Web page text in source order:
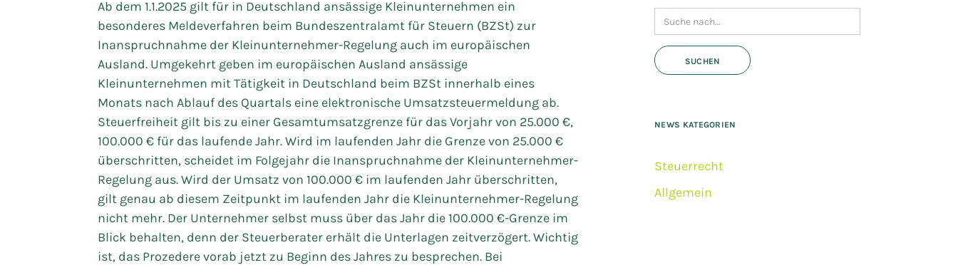
Ab dem 1.1.2025 gilt für in Deutschland ansässige Kleinunternehmen ein
besonderes Meldeverfahren beim Bundeszentralamt für Steuern (BZSt) zur
Inanspruchnahme der Kleinunternehmer-Regelung auch im europäischen
Ausland. Umgekehrt geben im europäischen Ausland ansässige
Kleinunternehmen mit Tätigkeit in Deutschland beim BZSt innerhalb eines
Monats nach Ablauf des Quartals eine elektronische Umsatzsteuermeldung ab.
Steuerfreiheit gilt bis zu einer Gesamtumsatzgrenze für das Vorjahr von 25.000 €,
100.000 € für das laufende Jahr. Wird im laufenden Jahr die Grenze von 25.000 €
überschritten, scheidet im Folgejahr die Inanspruchnahme der Kleinunternehmer-
Regelung aus. Wird der Umsatz von 100.000 € im laufenden Jahr überschritten,
gilt genau ab diesem Zeitpunkt im laufenden Jahr die Kleinunternehmer-Regelung
nicht mehr. Der Unternehmer selbst muss über das Jahr die 100.000 €-Grenze im
Blick behalten, denn der Steuerberater erhält die Unterlagen zeitverzögert. Wichtig
ist, das Prozedere vorab jetzt zu Beginn des Jahres zu besprechen. Bei
NEWS KATEGORIEN
Steuerrecht
Allgemein